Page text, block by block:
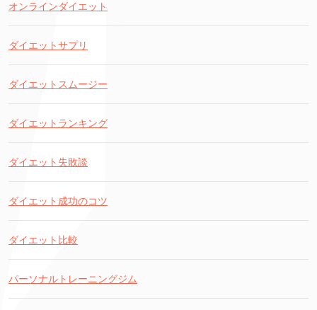
オンラインダイエット
ダイエットサプリ
ダイエットスムージー
ダイエットランキング
ダイエット失敗談
ダイエット成功のコツ
ダイエット比較
パーソナルトレーニングジム